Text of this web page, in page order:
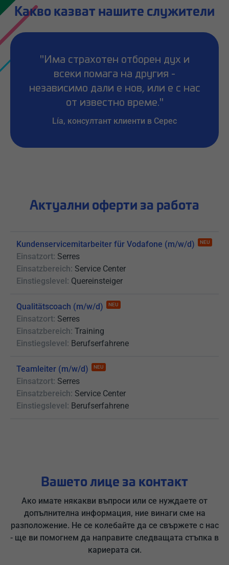
Какво казват нашите служители
"Има страхотен отборен дух и
всеки помага на другия -
независимо дали е нов, или е с нас
от известно време."
Lía, консултант клиенти в Серес
Актуални оферти за работа
Kundenservicemitarbeiter für Vodafone (m/w/d) NEU
Einsatzort: Serres
Einsatzbereich: Service Center
Einstiegslevel: Quereinsteiger
Qualitätscoach (m/w/d) NEU
Einsatzort: Serres
Einsatzbereich: Training
Einstiegslevel: Berufserfahrene
Teamleiter (m/w/d) NEU
Einsatzort: Serres
Einsatzbereich: Service Center
Einstiegslevel: Berufserfahrene
Вашето лице за контакт
Ако имате някакви въпроси или се нуждаете от
допълнителна информация, ние винаги сме на
разположение. Не се колебайте да се свържете с нас
- ще ви помогнем да направите следващата стъпка в
кариерата си.